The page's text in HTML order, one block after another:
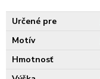
Určené pre
Motív
Hmotnosť